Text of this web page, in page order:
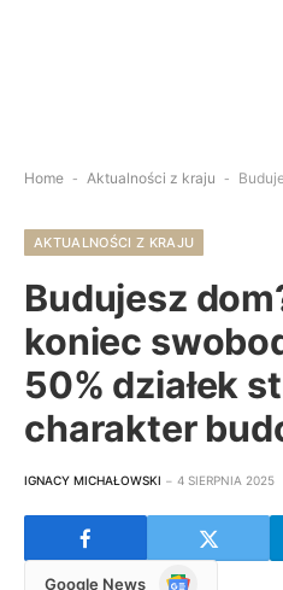
Home - Aktualności z kraju - Budujesz
AKTUALNOŚCI Z KRAJU
Budujesz
koniec
50% działek
charakter
IGNACY MICHAŁOWSKI 4 SIERPNIA 2025
Google News Google